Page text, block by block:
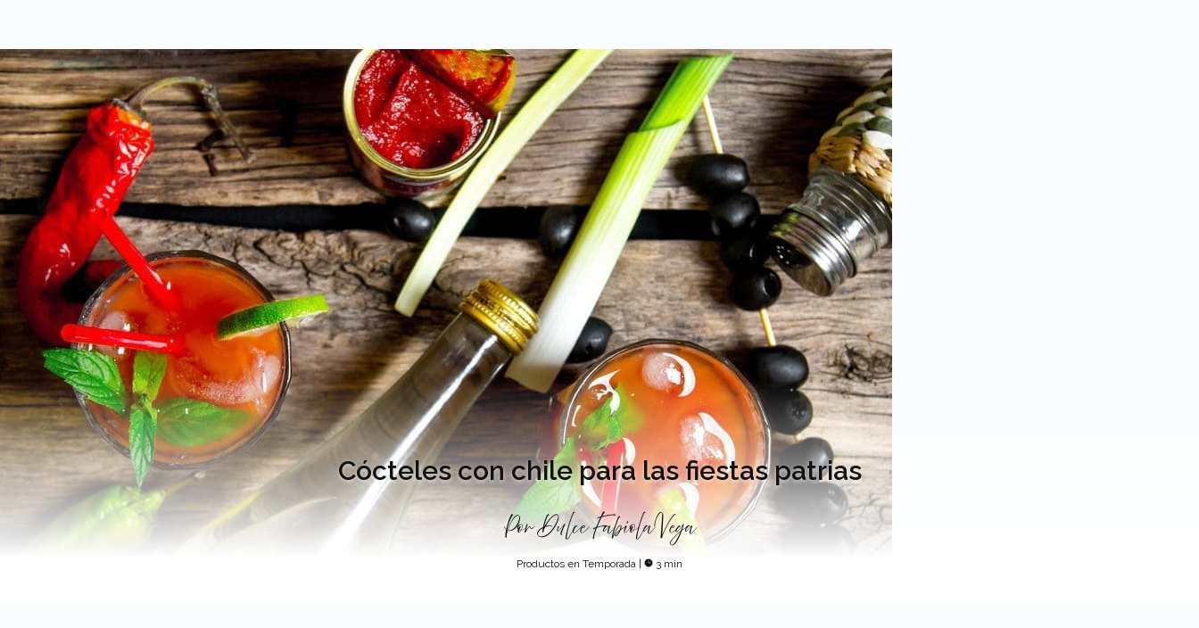
Cócteles con chile para las fiestas patrias
PorDulce Fabiola Vega
Productos en Temporada 3 min